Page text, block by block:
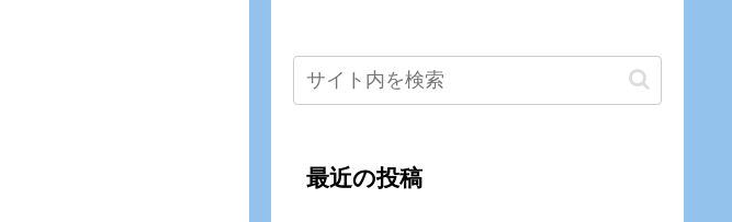
最近の投稿